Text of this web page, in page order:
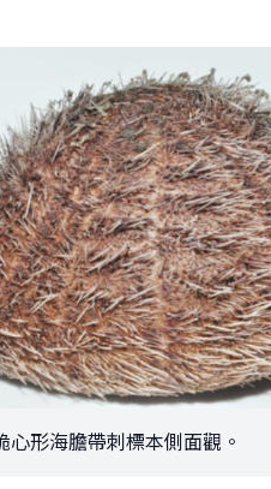
心形海膽帶刺標本側面觀。